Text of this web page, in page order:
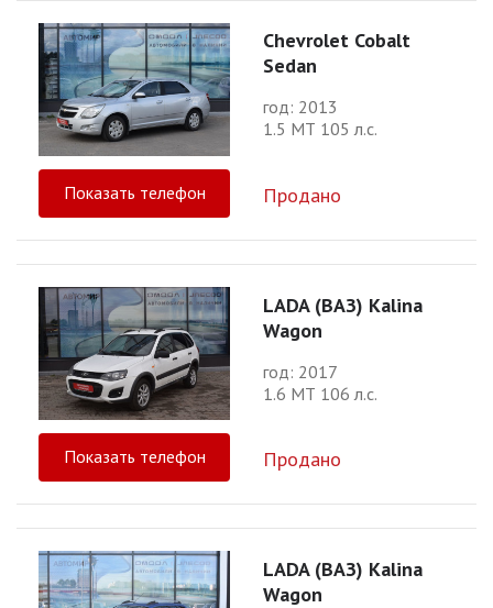
Chevrolet Cobalt
Sedan
год: 2013
1.5 МТ 105 л.с.
Показать телефон Продано
LADA (ВАЗ) Kalina
Wagon
год: 2017
1.6 МТ 106 л.с.
Показать телефон Продано
LADA (ВАЗ) Kalina
Wagon